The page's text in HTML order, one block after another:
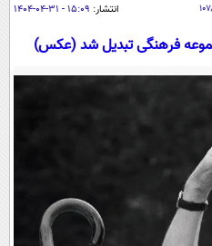
زندگی
سلامت
دانایی
خارجی
و هنر
و دانش
انتشار: ۱۵:۰۹ - ۳۱-۰۴-۱۴۰۴
فرهنگی تبدیل شد (عکس)